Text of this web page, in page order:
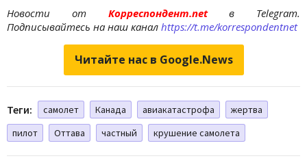
Новости отКорреспондент.netв Telegram.
Подписывайтесь на наш канал https://t.me/korrespondentnet
Читайте нас в Google.News
Теги: самолет Канада авиакатастрофа
жертва
пилот
Оттава частный крушение самолета